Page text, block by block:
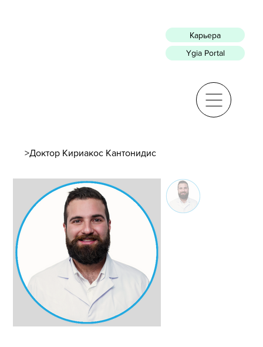
Карьера
Ygia Portal
>Доктор Кириакос Кантонидис